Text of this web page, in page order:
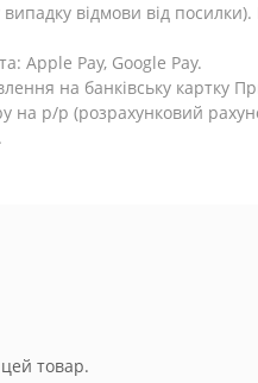
відмови від посилки).
Apple Pay, Google Pay.
на банківську картку
на р/р (розрахунковий
товар.